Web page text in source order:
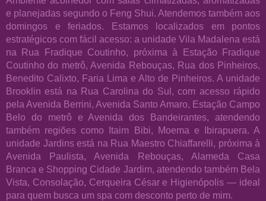
e planejadas segundo o Feng Shui. Atendemos também aos
domingos e feriados. Estamos localizados em pontos
estratégicos com fácil acesso: a unidade Vila Madalena está
na Rua Fradique Coutinho, próxima à Estação Fradique
Coutinho do metrô, Avenida Rebouças, Rua dos Pinheiros,
Benedito Calixto, Faria Lima e Alto de Pinheiros. A unidade
Brooklin está na Rua Carolina do Sul, com acesso rápido
pela Avenida Berrini, Avenida Santo Amaro, Estação Campo
Belo do metrô e Avenida dos Bandeirantes, atendendo
também regiões como Itaim Bibi, Moema e Ibirapuera. A
unidade Jardins está na Rua Maestro Chiaffarelli, próxima à
Avenida Paulista, Avenida Rebouças, Alameda Casa
Branca e Shopping Cidade Jardim, atendendo também Bela
Vista, Consolação, Cerqueira César e Higienópolis — ideal
para quem busca um spa com desconto perto de mim.